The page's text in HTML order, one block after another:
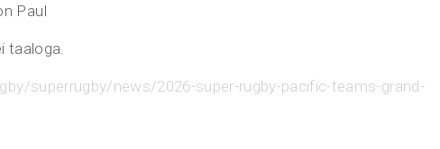
Paul
taaloga.
superrugby/news/2026-super-rugby-pacific-teams-grand-